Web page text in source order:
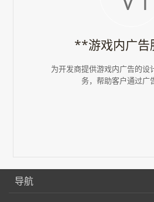
**游戏内广
为开发商提供游戏内广告的设
务，帮助客户通过广
导航